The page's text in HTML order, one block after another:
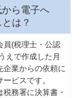
ら電子へ
は？
員(税理士・公認
えで作成した月
企業からの依頼に
ビスです。
務署に決算書・